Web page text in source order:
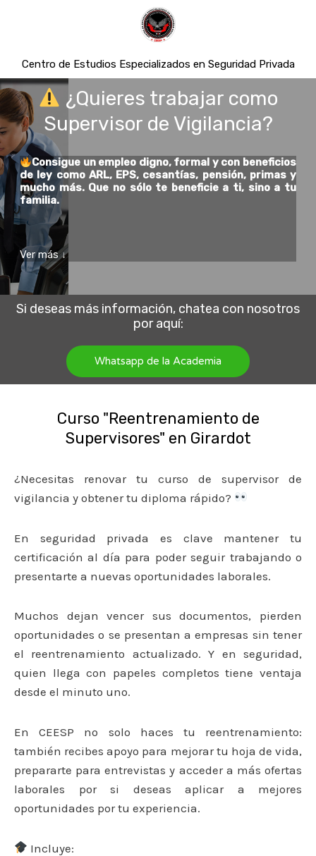
Centro de Estudios Especializados en Seguridad Privada
¿Quieres trabajar como
Supervisor de Vigilancia?
Consigue un empleo digno, formal y con beneficios
de ley como ARL, EPS, cesantías, pensión, primas y
mucho más. Que no sólo te beneficie a ti, sino a tu
familia.
Ver más↓
Si deseas más información, chatea con nosotros
por aquí:
Whatsapp de la Academia
Curso "Reentrenamiento de
Supervisores" en Girardot
¿Necesitas renovar tu curso de supervisor de
vigilancia y obtener tu diploma rápido?
En seguridad privada es clave mantener tu
certificación al día para poder seguir trabajando o
presentarte a nuevas oportunidades laborales.
Muchos dejan vencer sus documentos, pierden
oportunidades o se presentan a empresas sin tener
el reentrenamiento actualizado. Y en seguridad,
quien llega con papeles completos tiene ventaja
desde el minuto uno.
En CEESP no solo haces tu reentrenamiento:
también recibes apoyo para mejorar tu hoja de vida,
prepararte para entrevistas y acceder a más ofertas
laborales por si deseas aplicar a mejores
oportunidades por tu experiencia.
Incluye: